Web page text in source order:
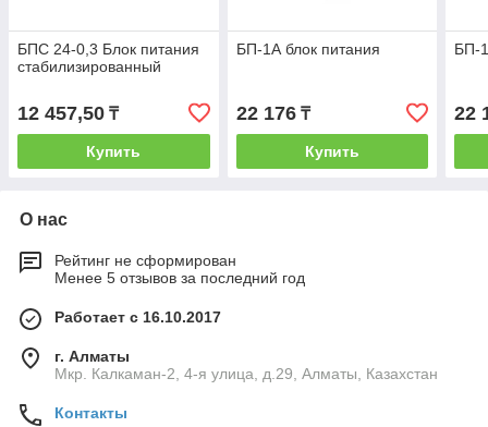
БПС 24-0,3 Блок питания
стабилизированный
12 457,50 ₸
Купить
БП-1А блок питания
22 176₸
Купить
БП-
22
О нас
Рейтинг не сформирован
Менее 5 отзывов за последний год
Работает с 16.10.2017
г. Алматы
Мкр. Калкаман-2, 4-я улица, д.29, Алматы, Казахстан
Контакты